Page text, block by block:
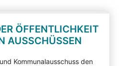
ÖFFENTLICHKEIT
AUSSCHÜSSEN
Kommunalausschuss den